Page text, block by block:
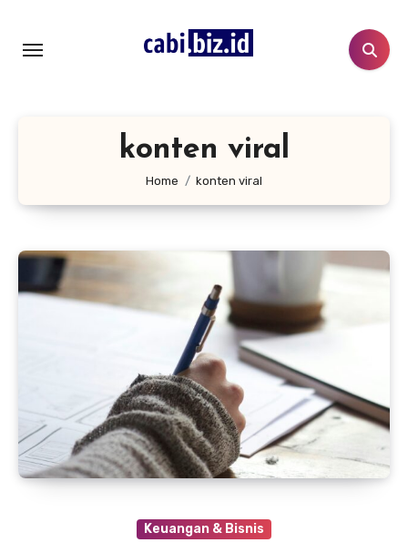
konten
konten viral
Home konten viral
Keuangan & Bisnis